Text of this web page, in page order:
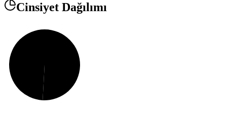
Cinsiyet Dağılımı